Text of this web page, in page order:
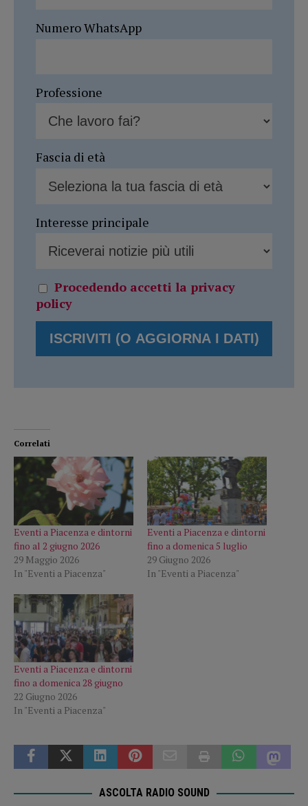
Numero WhatsApp
Professione
Fascia di età
Interesse principale
Procedendo accetti la privacy
policy
Correlati
Eventi a Piacenza e dintorni
fino al 2 giugno 2026
29 Maggio 2026
In "Eventi a Piacenza"
Eventi a Piacenza e dintorni
fino a domenica 5 luglio
29 Giugno 2026
In "Eventi a Piacenza"
Eventi a Piacenza e dintorni
fino a domenica 28 giugno
22 Giugno 2026
In "Eventi a Piacenza"
ASCOLTA RADIO SOUND